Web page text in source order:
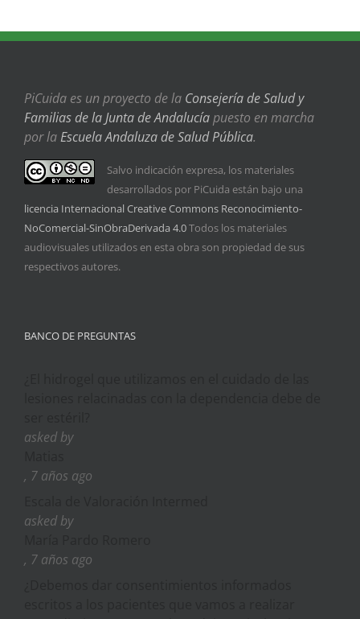
PiCuida es un proyecto de la Consejería de Salud y
Familias de la Junta de Andalucíapuesto en marcha
por laEscuela Andaluza de Salud Pública.
Salvo indicación expresa, los materiales
desarrollados por PiCuida están bajo una
licencia Internacional Creative Commons Reconocimiento-
NoComercial-SinObraDerivada 4.0Todos los materiales
audiovisuales utilizados en esta obra son propiedad de sus
respectivos autores.
BANCO DE PREGUNTAS
asked by
, 7 años ago
asked by
, 7 años ago